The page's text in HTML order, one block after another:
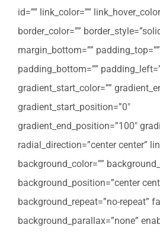
id=”” link_color=””
border_color=””
margin_bottom=””
padding_bottom=””
gradient_start_color=””
gradient_start_position=”0″
gradient_end_position=”100″
radial_direction=”center center”
background_color=””
background_position=”center
background_repeat=”no-repeat”
background_parallax=”none”